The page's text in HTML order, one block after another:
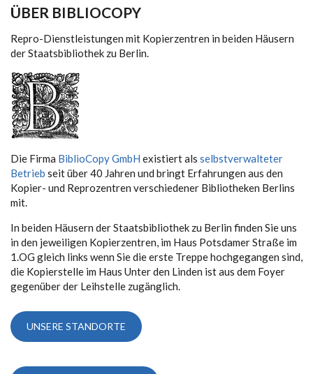
ÜBER BIBLIOCOPY
Repro-Dienstleistungen mit Kopierzentren in beiden Häusern
der Staatsbibliothek zu Berlin.
Die Firma BiblioCopy GmbH existiert als selbstverwalteter
Betrieb seit über 40 Jahren und bringt Erfahrungen aus den
Kopier- und Reprozentren verschiedener Bibliotheken Berlins
mit.
In beiden Häusern der Staatsbibliothek zu Berlin finden Sie uns
in den jeweiligen Kopierzentren, im Haus Potsdamer Straße im
1.OG gleich links wenn Sie die erste Treppe hochgegangen sind,
die Kopierstelle im Haus Unter den Linden ist aus dem Foyer
gegenüber der Leihstelle zugänglich.
UNSERE STANDORTE